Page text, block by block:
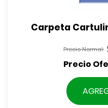
Carpeta